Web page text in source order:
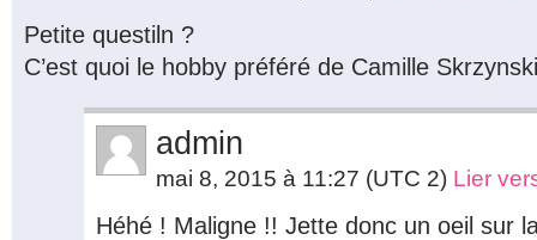
Petite questiln ?
C’est quoi le hobby préféré de Camille
admin
mai 8, 2015 à 11:27 (UTC 2) Lier
Héhé ! Maligne !! Jette donc un oeil sur